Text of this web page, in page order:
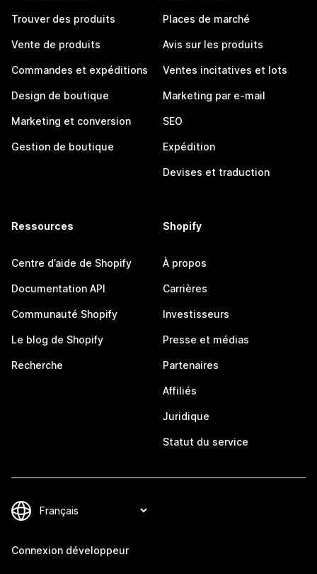
Trouver des produits
Vente de produits
Commandes et expéditions
Design de boutique
Marketing et conversion
Gestion de boutique
Places de marché
Avis sur les produits
Ventes incitatives et lots
Marketing par e-mail
SEO
Expédition
Devises et traduction
Ressources
Centre d’aide de Shopify
Documentation API
Communauté Shopify
Le blog de Shopify
Recherche
Shopify
À propos
Carrières
Investisseurs
Presse et médias
Partenaires
Affiliés
Juridique
Statut du service
Connexion développeur